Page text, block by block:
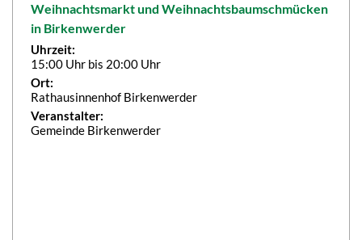
Weihnachtsmarkt und Weihnachtsbaumschmücken
in Birkenwerder
Uhrzeit:
15:00 Uhr bis 20:00 Uhr
Ort:
Rathausinnenhof Birkenwerder
Veranstalter:
Gemeinde Birkenwerder